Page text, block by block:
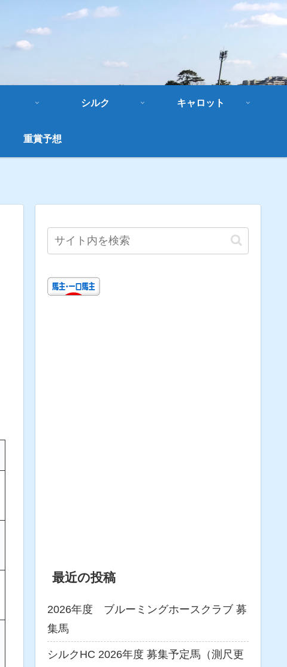
シルク キャロット
重賞予想
最近の投稿
2026年度 ブルーミングホースクラブ 募
集馬
シルクHC 2026年度 募集予定馬（測尺更